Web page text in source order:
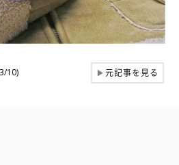
10) ▶元記事を見る